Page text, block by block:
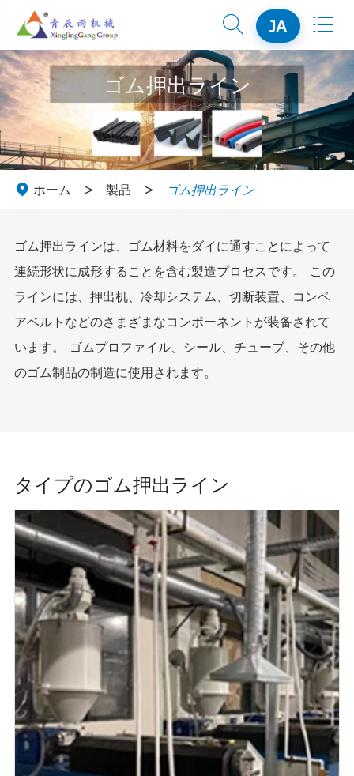
 JA 
ゴム押出ライン
 ホーム 製品 ゴム押出ライン
ゴム押出ラインは、ゴム材料をダイに通すことによって
連続形状に成形することを含む製造プロセスです。 この
ラインには、押出机、冷却システム、切断装置、コンベ
アベルトなどのさまざまなコンポーネントが装备されて
います。 ゴムプロファイル、シール、チューブ、その他
のゴム制品の制造に使用されます。
タイプのゴム押出ライン